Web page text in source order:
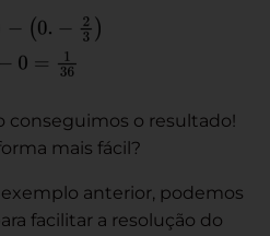
conseguimos o resultado!
mais fácil?
anterior, podemos
facilitar a resolução do